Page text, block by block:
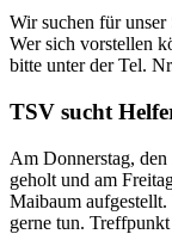
Wir suchen für
Wer sich vorstellen
bitte unter der Tel.
TSV sucht
Am Donnerstag,
geholt und am
Maibaum aufgestellt.
gerne tun.